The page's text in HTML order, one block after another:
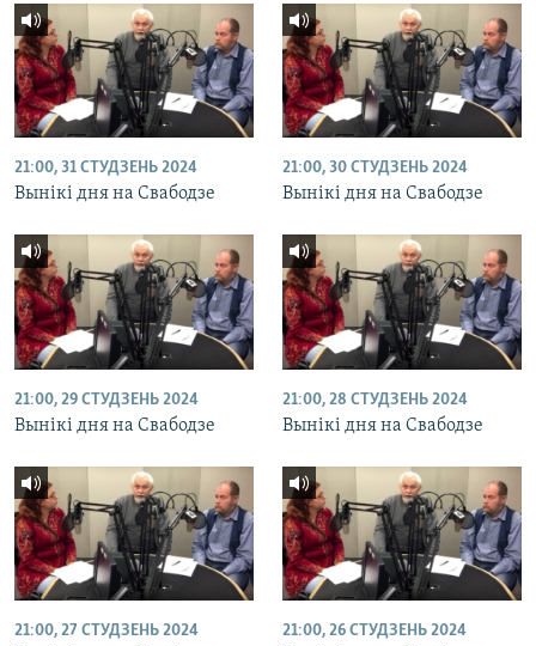
21:00, 31 СТУДЗЕНЬ 2024
Вынікі дня на Свабодзе
21:00, 30 СТУДЗЕНЬ 2024
Вынікі дня на Свабодзе
21:00, 29 СТУДЗЕНЬ 2024
Вынікі дня на Свабодзе
21:00, 28 СТУДЗЕНЬ 2024
Вынікі дня на Свабодзе
21:00, 27 СТУДЗЕНЬ 2024 21:00, 26 СТУДЗЕНЬ 2024